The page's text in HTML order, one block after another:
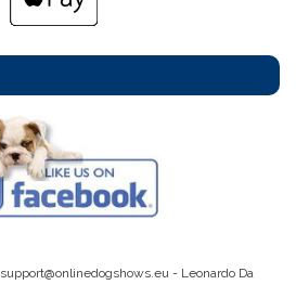
support@onlinedogshows.eu - Leonardo Da